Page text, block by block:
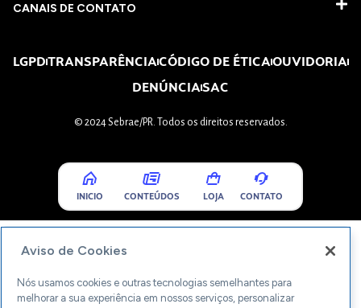
CANAIS DE CONTATO
LGPDTRANSPARÊNCIACÓDIGO DE ÉTICAOUVIDORIA
DENÚNCIASAC
© 2024 Sebrae/PR. Todos os direitos reservados.
INICIO CONTEÚDOS LOJA CONTATO
Aviso de Cookies
Nós usamos cookies e outras tecnologias semelhantes para
melhorar a sua experiência em nossos serviços, personalizar